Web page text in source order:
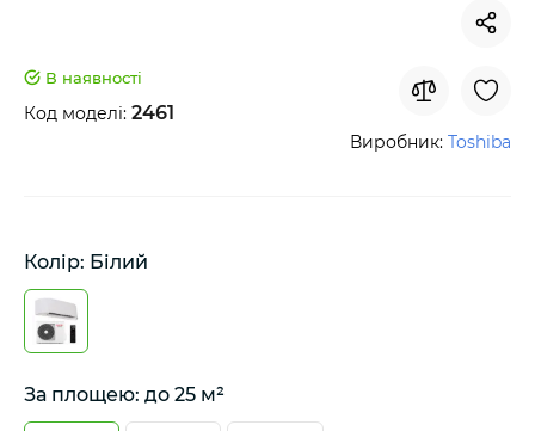
В наявності
Код моделі: 2461
Виробник: Toshiba
Колір: Білий
За площею: до 25 м²